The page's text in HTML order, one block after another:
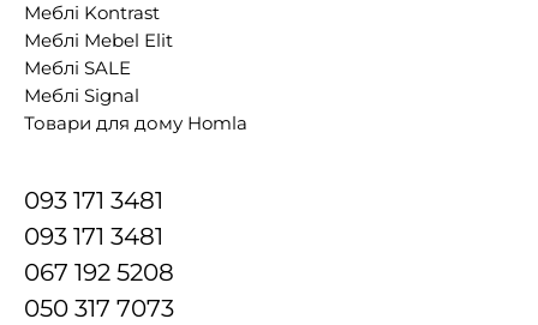
Меблі Kontrast
Меблі Mebel Elit
Меблі SALE
Меблі Signal
Товари для дому Homla
093 171 3481
093 171 3481
067 192 5208
050 317 7073